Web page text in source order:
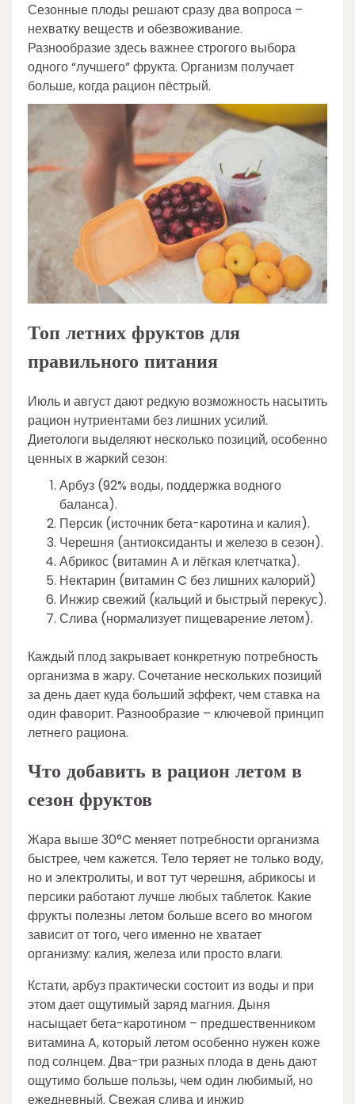
Сезонные плоды решают сразу два вопроса –
нехватку веществ и обезвоживание.
Разнообразие здесь важнее строгого выбора
одного “лучшего” фрукта. Организм получает
больше, когда рацион пёстрый.
Топ летних фруктов для
правильного питания
Июль и август дают редкую возможность насытить
рацион нутриентами без лишних усилий.
Диетологи выделяют несколько позиций, особенно
ценных в жаркий сезон:
Арбуз (92% воды, поддержка водного
баланса).
Персик (источник бета-каротина и калия).
Черешня (антиоксиданты и железо в сезон).
Абрикос (витамин A и лёгкая клетчатка).
Нектарин (витамин C без лишних калорий)
Инжир свежий (кальций и быстрый перекус).
Слива (нормализует пищеварение летом).
Каждый плод закрывает конкретную потребность
организма в жару. Сочетание нескольких позиций
за день дает куда больший эффект, чем ставка на
один фаворит. Разнообразие – ключевой принцип
летнего рациона.
Что добавить в рацион летом в
сезон фруктов
Жара выше 30°C меняет потребности организма
быстрее, чем кажется. Тело теряет не только воду,
но и электролиты, и вот тут черешня, абрикосы и
персики работают лучше любых таблеток. Какие
фрукты полезны летом больше всего во многом
зависит от того, чего именно не хватает
организму: калия, железа или просто влаги.
Кстати, арбуз практически состоит из воды и при
этом дает ощутимый заряд магния. Дыня
насыщает бета-каротином – предшественником
витамина A, который летом особенно нужен коже
под солнцем. Два-три разных плода в день дают
ощутимо больше пользы, чем один любимый, но
ежедневный. Свежая слива и инжир